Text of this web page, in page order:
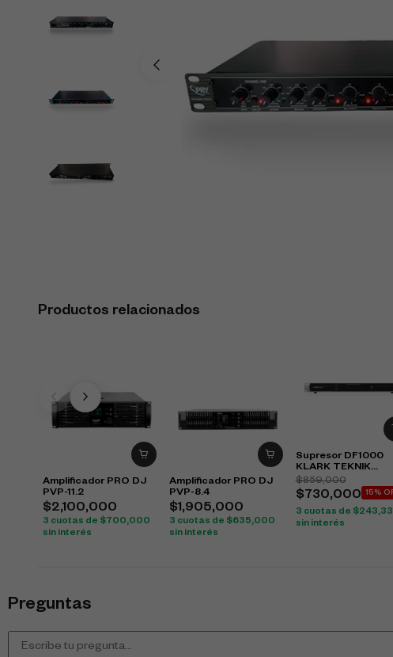
Productos relacionados
Amplificador PRO DJ
PVP-11.2
$2,100,000
3 cuotas de $ 700,000
sin interés
Amplificador PRO DJ
PVP-8.4
$1,905,000
3 cuotas de $635,000
sin interés
Supresor DF1000
KLARK TEKNIK
feedback
$859,000
$ 730,000 15%
3 cuotas de $
sin interés
Preguntas